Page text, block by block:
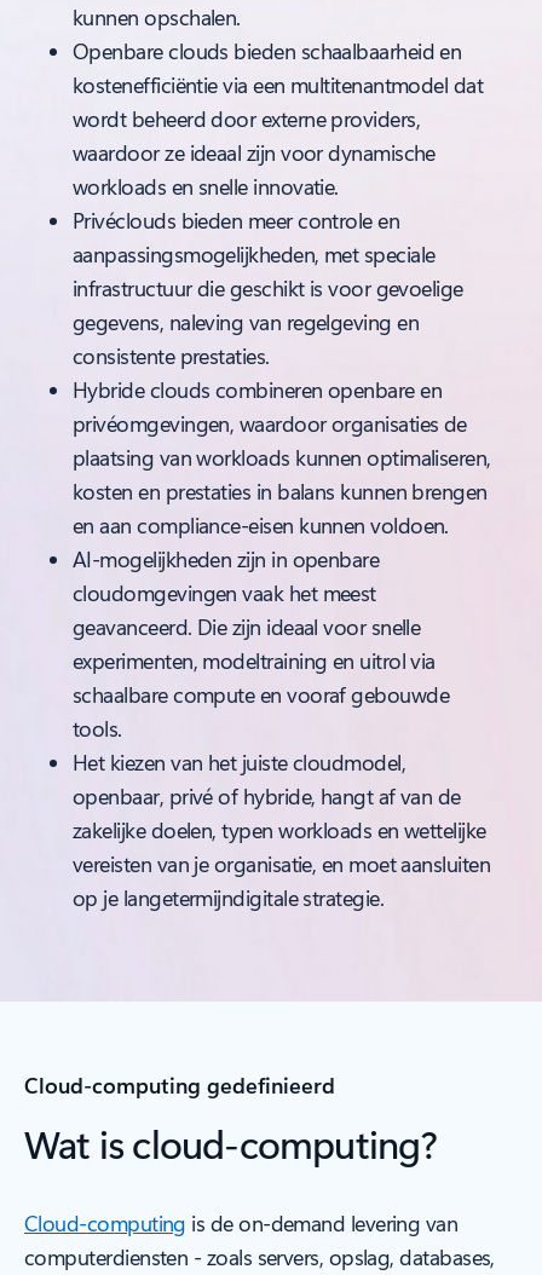
kunnen opschalen.
Openbare clouds bieden schaalbaarheid en
kostenefficiëntie via een multitenantmodel dat
wordt beheerd door externe providers,
waardoor ze ideaal zijn voor dynamische
workloads en snelle innovatie.
Privéclouds bieden meer controle en
aanpassingsmogelijkheden, met speciale
infrastructuur die geschikt is voor gevoelige
gegevens, naleving van regelgeving en
consistente prestaties.
Hybride clouds combineren openbare en
privéomgevingen, waardoor organisaties de
plaatsing van workloads kunnen optimaliseren,
kosten en prestaties in balans kunnen brengen
en aan compliance-eisen kunnen voldoen.
AI-mogelijkheden zijn in openbare
cloudomgevingen vaak het meest
geavanceerd. Die zijn ideaal voor snelle
experimenten, modeltraining en uitrol via
schaalbare compute en vooraf gebouwde
tools.
Het kiezen van het juiste cloudmodel,
openbaar, privé of hybride, hangt af van de
zakelijke doelen, typen workloads en wettelijke
vereisten van je organisatie, en moet aansluiten
op je langetermijndigitale strategie.
Cloud-computing gedefinieerd
Wat is cloud-computing?
Cloud-computing is de on-demand levering van
computerdiensten - zoals servers, opslag, databases,